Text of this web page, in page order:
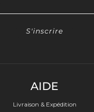
AIDE
Livraison & Expédition